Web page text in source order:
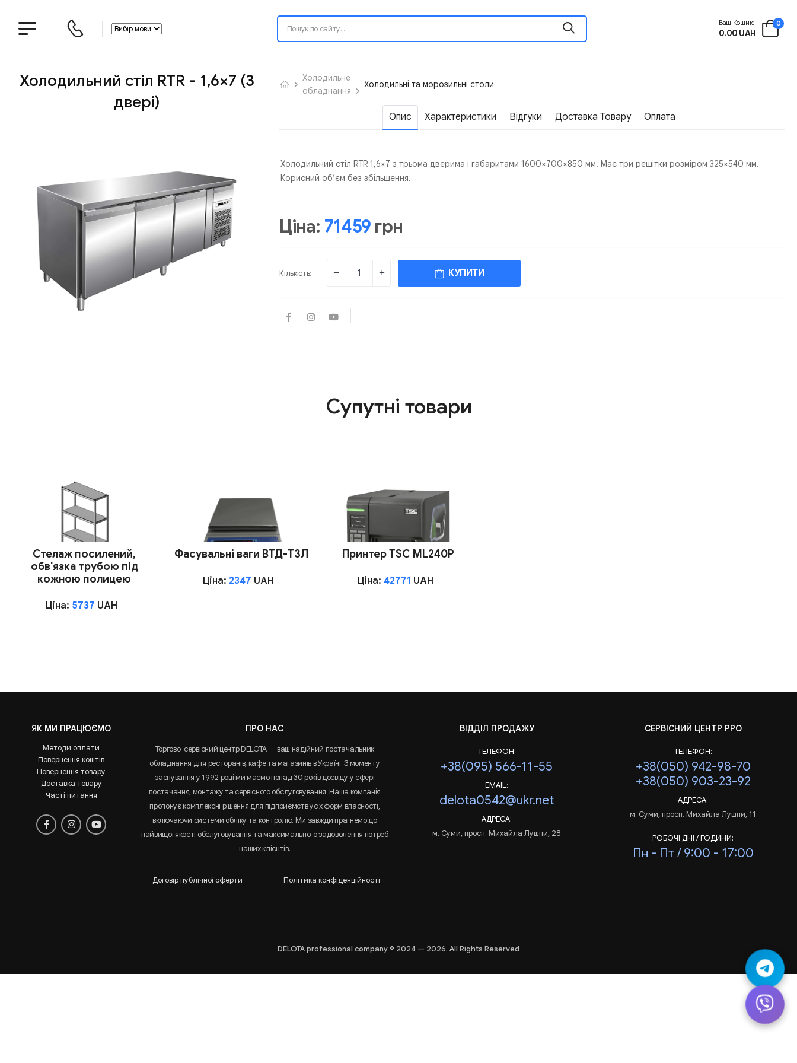
Ваш Кошик:
0.00 UAH
0
Холодильний стіл RTR - 1,6×7 (3
двері)
Холодильне
обладнання
Холодильні та морозильні столи
Опис Характеристики Відгуки Доставка Товару Оплата
Холодильний стіл RTR 1,6×7 з трьома дверима і габаритами 1600×700×850 мм. Має три решітки розміром 325×540 мм.
Корисний об’єм без збільшення.
Ціна: 71459 грн
Кількість: КУПИТИ
Супутні товари
Стелаж посилений,
обв'язка трубою під
кожною полицею
Ціна: 5737 UAH
Фасувальні ваги ВТД-Т3Л
Ціна:2347 UAH
Принтер TSC ML240P
Ціна: 42771 UAH
ЯК МИ ПРАЦЮЄМО
Методи оплати
Повернення коштів
Повернення товару
Доставка товару
Часті питання
ПРО НАС
Торгово-сервісний центр DELOTA — ваш надійний постачальник
обладнання для ресторанів, кафе та магазинів в Україні. З моменту
заснування у 1992 році ми маємо понад 30 років досвіду у сфері
постачання, монтажу та сервісного обслуговування. Наша компанія
пропонує комплексні рішення для підприємств усіх форм власності,
включаючи системи обліку та контролю. Ми завжди прагнемо до
найвищої якості обслуговування та максимального задоволення потреб
наших клієнтів.
Договір публічної оферти Політика конфіденційності
ВІДДІЛ ПРОДАЖУ
ТЕЛЕФОН:
+38(095) 566-11-55
EMAIL:
delota0542@ukr.net
АДРЕСА:
м. Суми, просп. Михайла Лушпи, 28
СЕРВІСНИЙ ЦЕНТР РРО
ТЕЛЕФОН:
+38(050) 942-98-70
+38(050) 903-23-92
АДРЕСА:
м. Суми, просп. Михайла Лушпи, 11
РОБОЧІ ДНІ / ГОДИНИ:
Пн - Пт / 9:00 - 17:00
DELOTA professional company © 2024 — 2026. All Rights Reserved